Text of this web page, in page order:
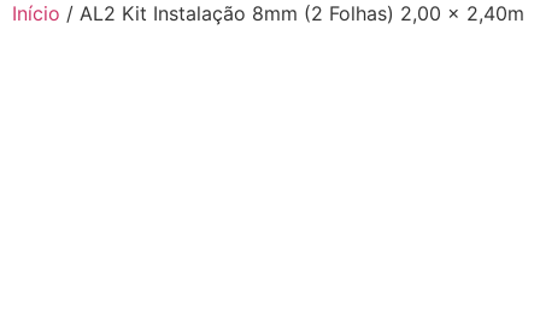
Início / AL2 Kit Instalação 8mm (2 Folhas) 2,00 x 2,40m